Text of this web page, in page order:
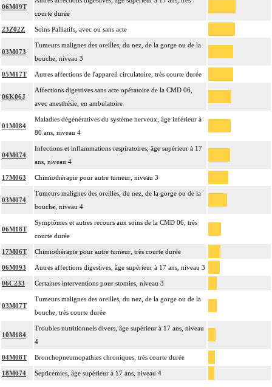
06M09T
courte durée
23Z02Z Soins Palliatifs, avec ou sans acte
03M073
Tumeurs malignes des oreilles, du nez, de la gorge ou de la
bouche, niveau 3
05M17T Autres affections de l'appareil circulatoire, très courte durée
06K06J
Affections digestives sans acte opératoire de la CMD 06,
avec anesthésie, en ambulatoire
01M084
Maladies dégénératives du système nerveux, âge inférieur à
80 ans, niveau 4
04M074
Infections et inflammations respiratoires, âge supérieur à 17
ans, niveau 4
17M063 Chimiothérapie pour autre tumeur, niveau 3
03M074
Tumeurs malignes des oreilles, du nez, de la gorge ou de la
bouche, niveau 4
06M18T
Symptômes et autres recours aux soins de la CMD 06, très
courte durée
17M06T Chimiothérapie pour autre tumeur, très courte durée
06M093 Autres affections digestives, âge supérieur à 17 ans, niveau 3
06C233 Certaines interventions pour stomies, niveau 3
03M07T
Tumeurs malignes des oreilles, du nez, de la gorge ou de la
bouche, très courte durée
10M184
Troubles nutritionnels divers, âge supérieur à 17 ans, niveau
4
04M08T Bronchopneumopathies chroniques, très courte durée
18M074 Septicémies, âge supérieur à 17 ans, niveau 4